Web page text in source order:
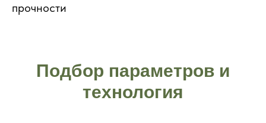
прочности
Подбор параметров и
технология